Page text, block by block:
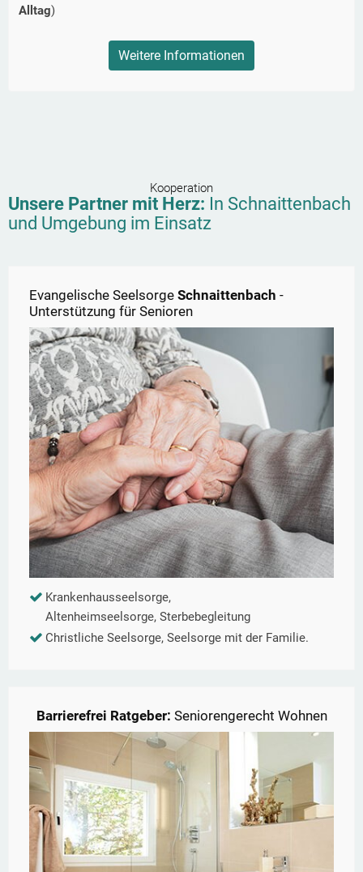
Alltag)
Weitere Informationen
Kooperation
Unsere Partner mit Herz: In Schnaittenbach
und Umgebung im Einsatz
Evangelische Seelsorge Schnaittenbach -
Unterstützung für Senioren
Krankenhausseelsorge,
Altenheimseelsorge, Sterbebegleitung
Christliche Seelsorge, Seelsorge mit der Familie.
Barrierefrei Ratgeber: Seniorengerecht Wohnen